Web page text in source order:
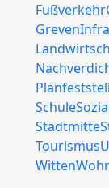
Fußverkehr
Greven
Schule
Stadtmitte
Tourismus
Witten